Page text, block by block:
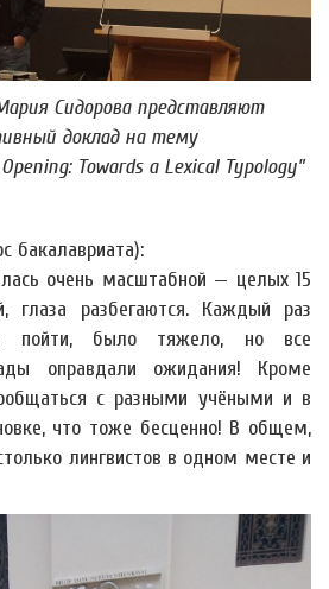
Сидорова представляют
доклад на тему
Towards a Lexical Typology”
бакалавриата):
очень масштабной — целых 15
глаза разбегаются. Каждый раз
пойти, было тяжело, но все
оправдали ожидания! Кроме
с разными учёными и в
что тоже бесценно! В общем,
лингвистов в одном месте и